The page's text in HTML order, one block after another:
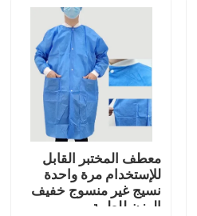
معطف المختبر القابل
للإستخدام مرة واحدة
نسيج غير منسوج خفيف
الوزن للطبية